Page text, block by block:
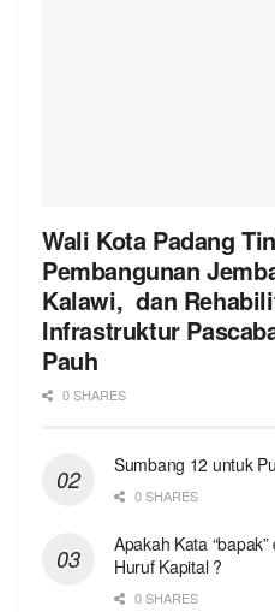
Wali Kota Padang
Pembangunan
Kalawi, dan
Infrastruktur
Pauh
0 SHARES
Sumbang 12 untuk
0 SHARES
Apakah Kata
Huruf Kapital ?
0 SHARES